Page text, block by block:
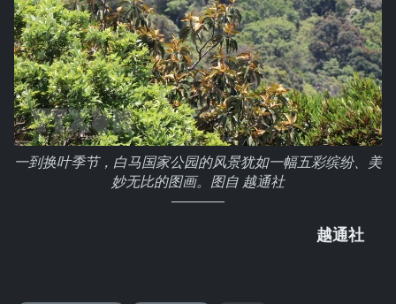
一到换叶季节，白马国家公园的风景犹如一幅五彩缤纷、美
妙无比的图画。图自 越通社
越通社